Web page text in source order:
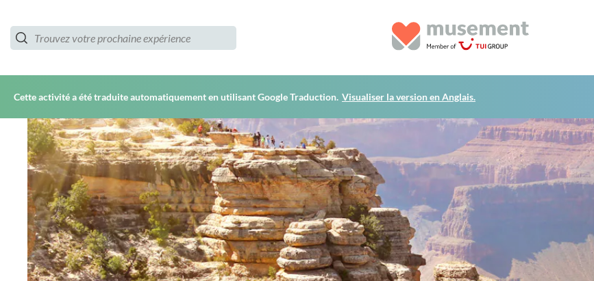
Cette activité a été traduite automatiquement en utilisant Google Traduction. Visualiser la version en Anglais.